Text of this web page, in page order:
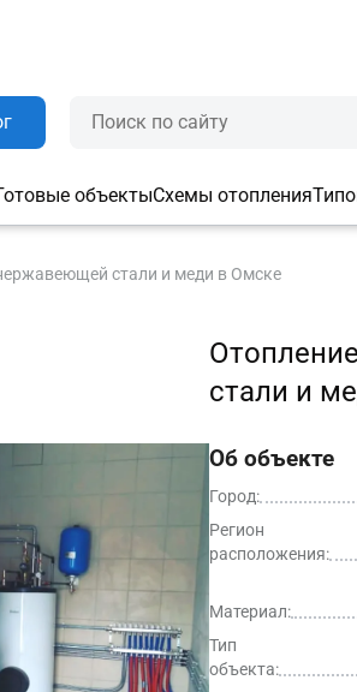
объектыСхемы отопления
стали и меди в Омске
стали и
Об объекте
Город:
Регион
расположения:
Материал:
Тип
объекта: